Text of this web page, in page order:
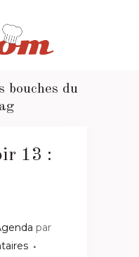
bouches du
13 :
par